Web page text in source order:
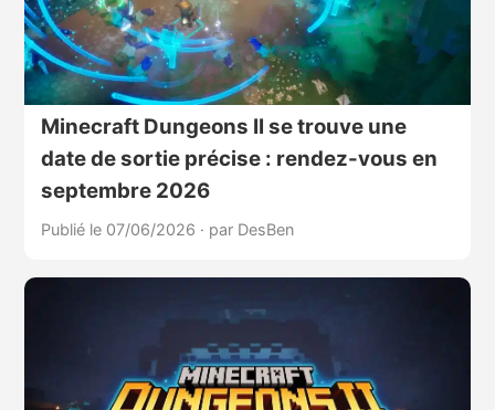
Minecraft Dungeons II se trouve une
date de sortie précise : rendez-vous en
septembre 2026
Publié le 07/06/2026 · par DesBen